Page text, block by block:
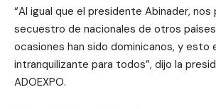
“Al igual que el presidente Abinader, nos
secuestro de nacionales de otros
ocasiones han sido dominicanos, y esto
intranquilizante para todos”, dijo la
ADOEXPO.